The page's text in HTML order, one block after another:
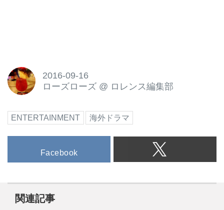
2016-09-16
ローズローズ @ ロレンス編集部
ENTERTAINMENT 海外ドラマ
Facebook
関連記事